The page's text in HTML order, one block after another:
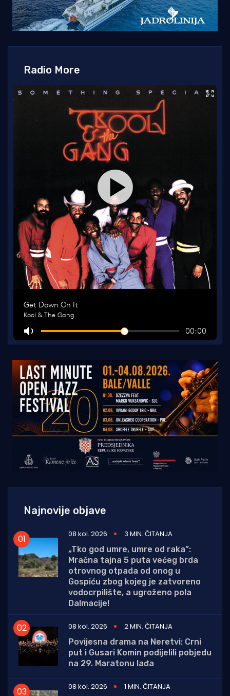
Radio More
Najnovije objave
08 kol. 2026
3 MIN. ČITANJA
„Tko god umre, umre od raka”:
Mračna tajna 5 puta većeg brda
otrovnog otpada od onog u
Gospiću zbog kojeg je zatvoreno
vodocrpilište, a ugroženo pola
Dalmacije!
08 kol. 2026
2 MIN. ČITANJA
Povijesna drama na Neretvi: Crni
put i Gusari Komin podijelili pobjedu
na 29. Maratonu lađa
08 kol. 2026
1 MIN. ČITANJA